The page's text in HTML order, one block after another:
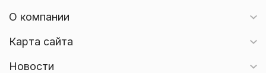
О компании
Карта сайта
Новости